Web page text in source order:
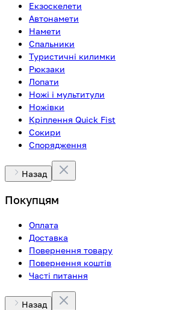
Екзоскелети
Автонамети
Намети
Спальники
Туристичні килимки
Рюкзаки
Лопати
Ножі і мультитули
Ножівки
Кріплення Quick Fist
Сокири
Спорядження
Назад
Покупцям
Оплата
Доставка
Повернення товару
Повернення коштів
Часті питання
Назад